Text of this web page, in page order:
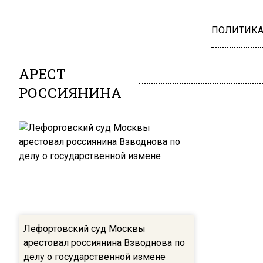
ПОЛИТИКА
АРЕСТ
РОССИЯНИНА
Лефортовский суд Москвы
арестовал россиянина Взводнова по
делу о государственной измене